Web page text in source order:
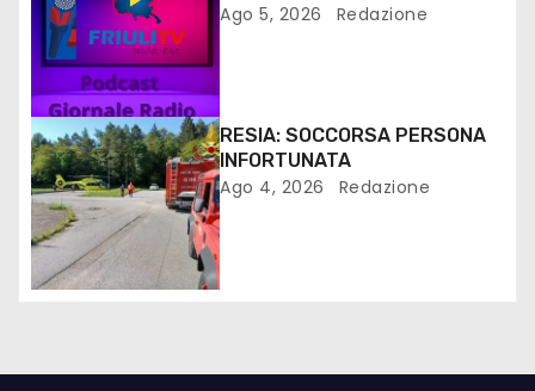
Ago 5, 2026 Redazione
RESIA: SOCCORSA PERSONA
INFORTUNATA
Ago 4, 2026 Redazione